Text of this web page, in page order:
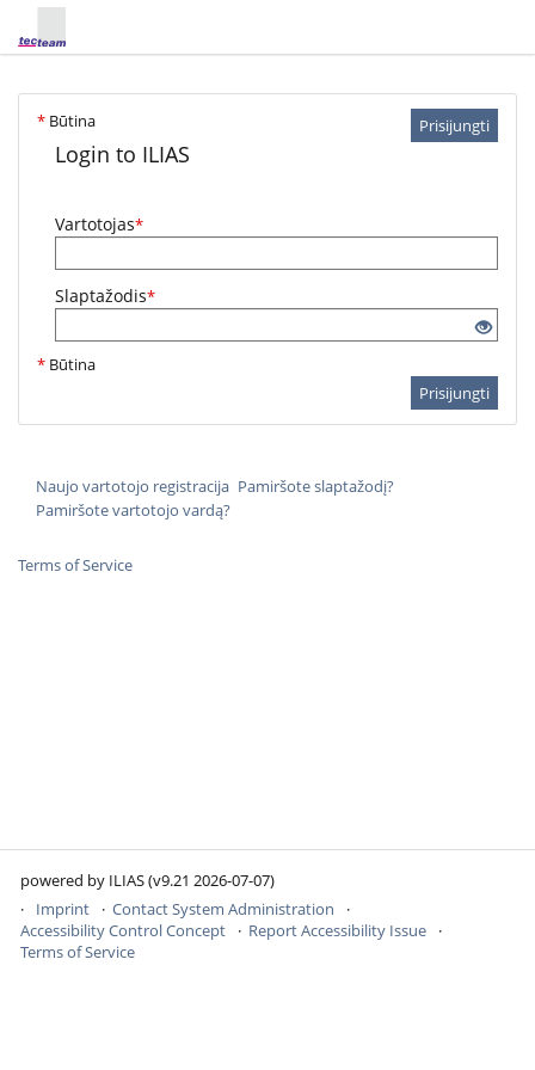
Prisijungti
* Būtina
Login to ILIAS
Vartotojas*
Slaptažodis*
* Būtina
Prisijungti
Naujo vartotojo registracija Pamiršote slaptažodį?
Pamiršote vartotojo vardą?
Terms of Service
powered by ILIAS (v9.21 2026-07-07)
Imprint
Contact System Administration
Accessibility Control Concept
Report Accessibility Issue
Terms of Service